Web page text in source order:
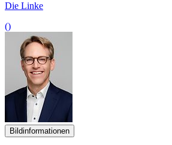
Die Linke
()
Bildinformationen